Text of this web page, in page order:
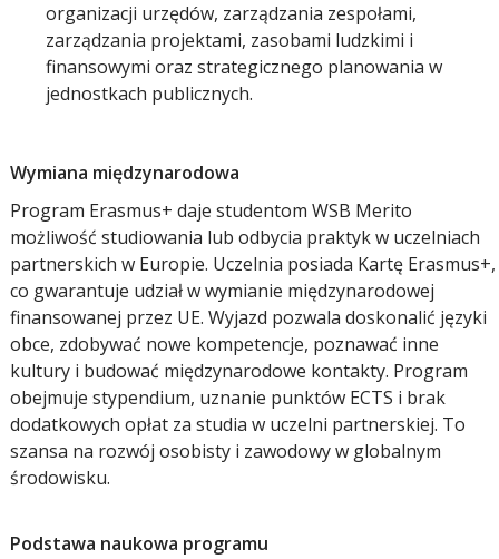
organizacji urzędów, zarządzania zespołami,
zarządzania projektami, zasobami ludzkimi i
finansowymi oraz strategicznego planowania w
jednostkach publicznych.
Wymiana międzynarodowa
Program Erasmus+ daje studentom WSB Merito
możliwość studiowania lub odbycia praktyk w uczelniach
partnerskich w Europie. Uczelnia posiada Kartę Erasmus+,
co gwarantuje udział w wymianie międzynarodowej
finansowanej przez UE. Wyjazd pozwala doskonalić języki
obce, zdobywać nowe kompetencje, poznawać inne
kultury i budować międzynarodowe kontakty. Program
obejmuje stypendium, uznanie punktów ECTS i brak
dodatkowych opłat za studia w uczelni partnerskiej. To
szansa na rozwój osobisty i zawodowy w globalnym
środowisku.
Podstawa naukowa programu